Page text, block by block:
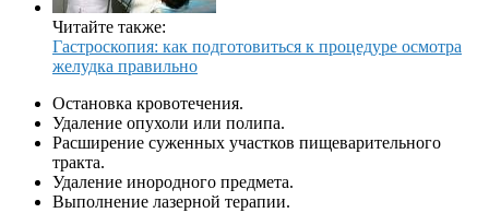
Читайте также:
Гастроскопия: как подготовиться к процедуре осмотра
желудка правильно
Остановка кровотечения.
Удаление опухоли или полипа.
Расширение суженных участков пищеварительного
тракта.
Удаление инородного предмета.
Выполнение лазерной терапии.